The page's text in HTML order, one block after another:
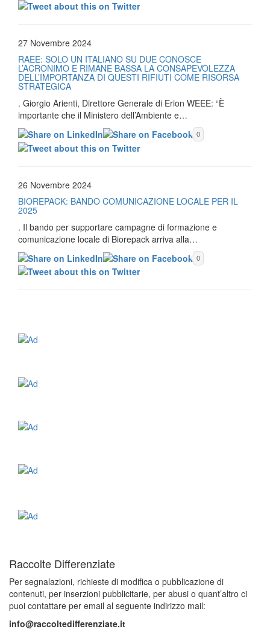
27 Novembre 2024
RAEE: SOLO UN ITALIANO SU DUE CONOSCE
L’ACRONIMO E RIMANE BASSA LA CONSAPEVOLEZZA
DELL’IMPORTANZA DI QUESTI RIFIUTI COME RISORSA
STRATEGICA
. Giorgio Arienti, Direttore Generale di Erion WEEE: “È
importante che il Ministero dell’Ambiente e…
0
26 Novembre 2024
BIOREPACK: BANDO COMUNICAZIONE LOCALE PER IL
2025
. Il bando per supportare campagne di formazione e
comunicazione locale di Biorepack arriva alla…
0
Raccolte Differenziate
Per segnalazioni, richieste di modifica o pubblicazione di
contenuti, per inserzioni pubblicitarie, per abusi o quant’altro ci
puoi contattare per email al seguente indirizzo mail:
info@raccoltedifferenziate.it